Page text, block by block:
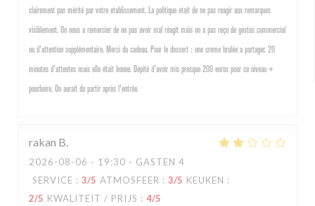
clairement pas mérité par votre etablissement. La politique etait de ne pas reagir aux remarques
visiblement. On nous a remercier de ne pas avoir mal réagit mais on a pas reçu de gestes commercial
ou d'attention supplémentaire. Merci du cadeau. Pour le dessert : une creme brulée a partager. 20
minutes d'attentes mais elle était bonne. Dépité d'avoir mis presque 200 euros pour ce niveau +
pourboire. On aurait du partir après l'entrée.
rakan B
2026-08-06 - 19:30 - GASTEN 4
SERVICE : 3/5 ATMOSFEER : 3/5 KEUKEN :
2/5 KWALITEIT / PRIJS : 4/5